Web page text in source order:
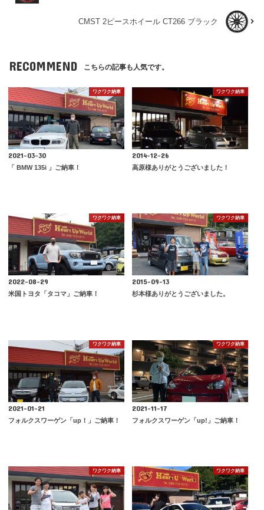
CMST 2ピースホイール CT266 ブラック
RECOMMEND こちらの記事も人気です。
ワクワク納車
2021-03-30
「 BMW 135i 」ご納車！
ワクワク納車
2014-12-26
高原様ありがとうございました！
ワクワク納車
2022-08-29
米国トヨタ「タコマ」ご納車！
ワクワク納車
2015-09-13
杉本様ありがとうございました。
ワクワク納車
2021-01-21
フォルクスワーゲン「up！」ご納車！
ワクワク納車
2021-11-17
フォルクスワーゲン「up!」ご納車！
ワクワク納車 ワクワク納車